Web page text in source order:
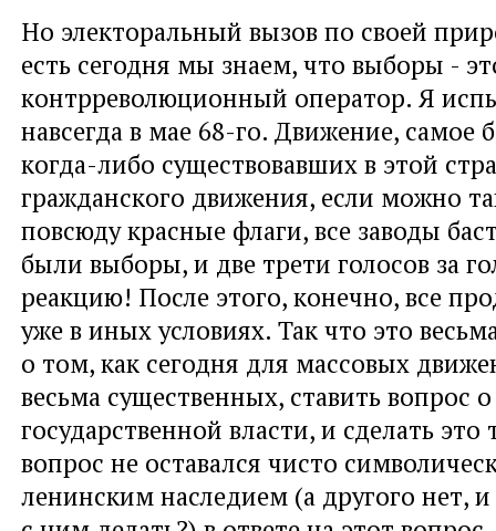
Но электоральный вызов по своей
есть сегодня мы знаем, что выборы -
контрреволюционный оператор. Я
навсегда в мае 68-го. Движение, самое
когда-либо существовавших в этой
гражданского движения, если можно
повсюду красные флаги, все заводы
были выборы, и две трети голосов за
реакцию! После этого, конечно, все
уже в иных условиях. Так что это
о том, как сегодня для массовых
весьма существенных, ставить вопрос о
государственной власти, и сделать это
вопрос не оставался чисто
ленинским наследием (а другого нет,